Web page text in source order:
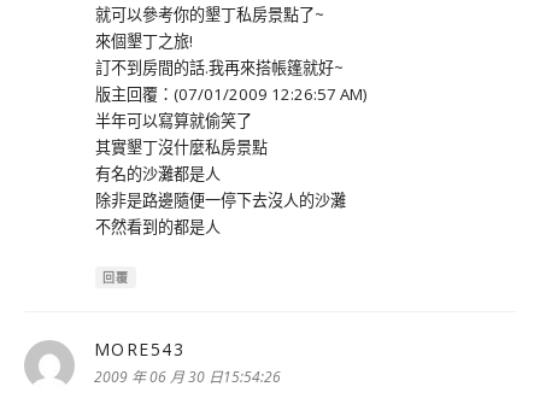
就可以參考你的墾丁私房景點了~
來個墾丁之旅!
訂不到房間的話.我再來搭帳篷就好~
版主回覆：(07/01/2009 12:26:57 AM)
半年可以寫算就偷笑了
其實墾丁沒什麼私房景點
有名的沙灘都是人
除非是路邊隨便一停下去沒人的沙灘
不然看到的都是人
回覆
MORE543
示:
2009 年 06 月 30 日15:54:26